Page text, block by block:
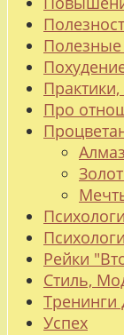
Полезные
Про
Рейки
Стиль,
Успех